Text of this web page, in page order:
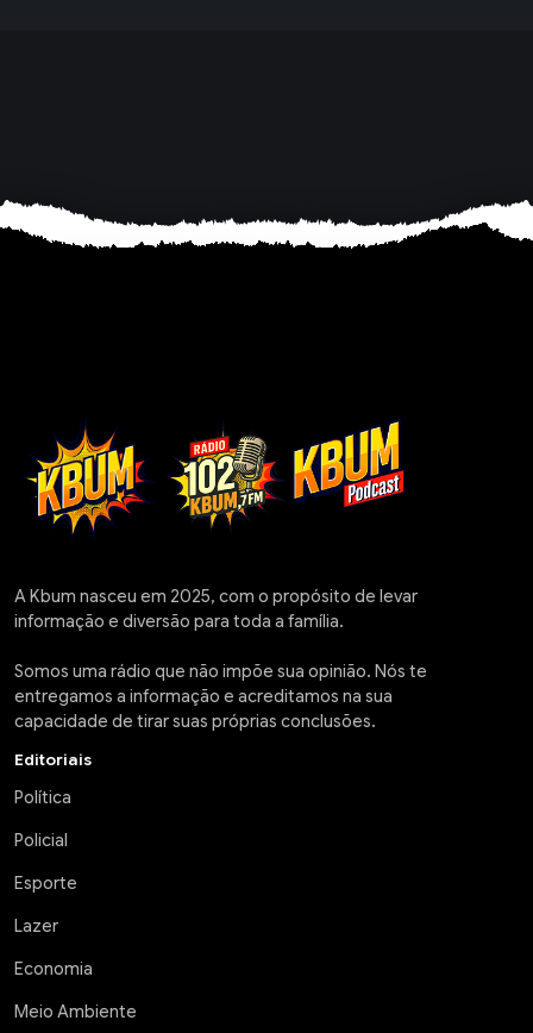
A Kbum nasceu em 2025, com o propósito de levar
informação e diversão para toda a família.
Somos uma rádio que não impõe sua opinião. Nós te
entregamos a informação e acreditamos na sua
capacidade de tirar suas próprias conclusões.
Editoriais
Política
Policial
Esporte
Lazer
Economia
Meio Ambiente